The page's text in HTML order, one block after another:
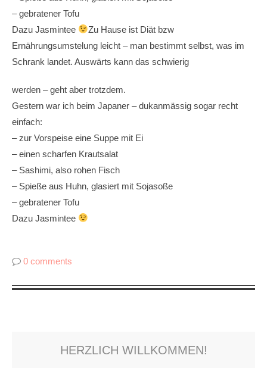
– gebratener Tofu
Dazu Jasmintee
Zu Hause ist Diät bzw
Ernährungsumstelung leicht – man bestimmt selbst, was im
Schrank landet. Auswärts kann das schwierig
werden – geht aber trotzdem.
Gestern war ich beim Japaner – dukanmässig sogar recht
einfach:
– zur Vorspeise eine Suppe mit Ei
– einen scharfen Krautsalat
– Sashimi, also rohen Fisch
– Spieße aus Huhn, glasiert mit Sojasoße
– gebratener Tofu
Dazu Jasmintee
0 comments
HERZLICH WILLKOMMEN!